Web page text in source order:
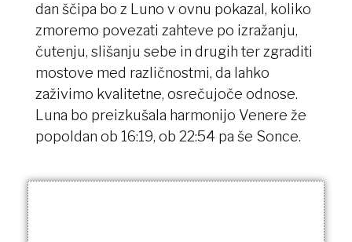
dan ščipa bo z Luno v ovnu pokazal, koliko
zmoremo povezati zahteve po izražanju,
čutenju, slišanju sebe in drugih ter zgraditi
mostove med različnostmi, da lahko
zaživimo kvalitetne, osrečujoče odnose.
Luna bo preizkušala harmonijo Venere že
popoldan ob 16:19, ob 22:54 pa še Sonce.